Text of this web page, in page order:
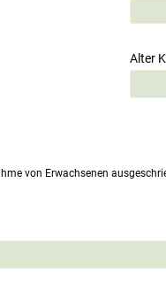
Alter
von Erwachsenen